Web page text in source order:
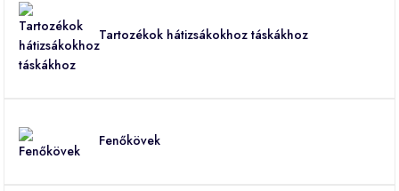
Tartozékok hátizsákokhoz táskákhoz
Fenőkövek